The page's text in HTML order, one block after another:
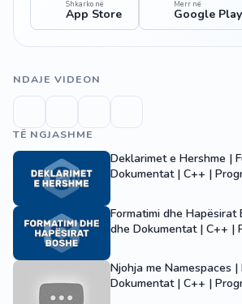
Shkarko në
App Store
Merr në
Google Play
NDAJE VIDEON
TË NGJASHME
Deklarimet e Hershme |
Dokumentat | C++ |
Formatimi dhe Hapësirat
dhe Dokumentat | C++ |
Njohja me Namespaces
Dokumentat | C++ |